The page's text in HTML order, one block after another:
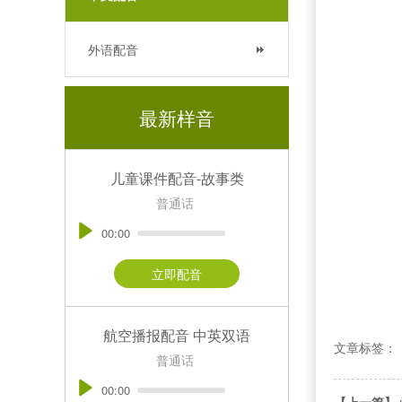
外语配音
最新样音
儿童课件配音-故事类
普通话
00:00
立即配音
航空播报配音 中英双语
普通话
00:00
文章标签：